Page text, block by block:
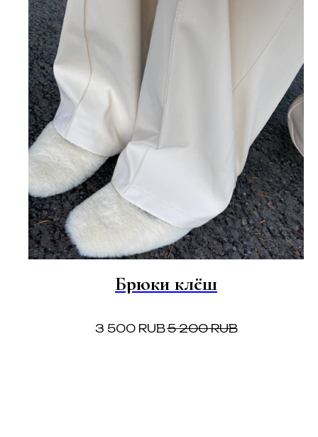
Брюки клёш
3 500 RUB5 200 RUB